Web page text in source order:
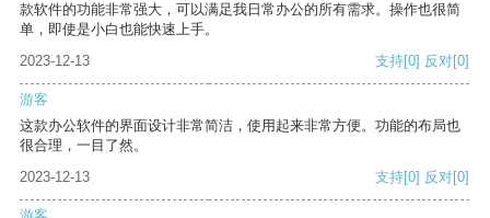
款软件的功能非常强大，可以满足我日常办公的所有需求。操作也很简
单，即使是小白也能快速上手。
2023-12-13
支持[0] 反对[0]
游客
这款办公软件的界面设计非常简洁，使用起来非常方便。功能的布局也
很合理，一目了然。
2023-12-13
支持[0] 反对[0]